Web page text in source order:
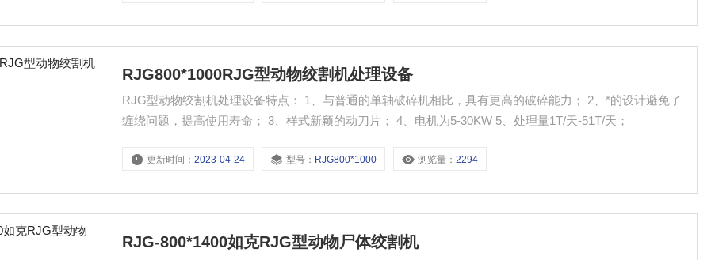
RJG800*1000RJG型动物绞割机处理设备
RJG型动物绞割机处理设备特点： 1、与普通的单轴破碎机相比，具有更高的破碎能力； 2、*的设计避免了
缠绕问题，提高使用寿命； 3、样式新颖的动刀片； 4、电机为5-30KW 5、处理量1T/天-51T/天；
更新时间：2023-04-24 型号： RJG800*1000 浏览量：2294
RJG-800*1400如克RJG型动物尸体绞割机